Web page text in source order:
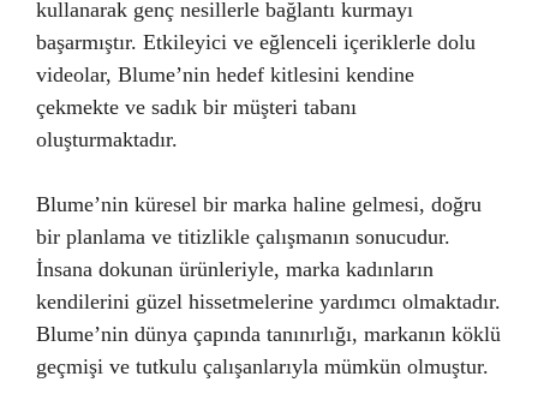
kullanarak genç nesillerle bağlantı kurmayı
başarmıştır. Etkileyici ve eğlenceli içeriklerle dolu
videolar, Blume’nin hedef kitlesini kendine
çekmekte ve sadık bir müşteri tabanı
oluşturmaktadır.
Blume’nin küresel bir marka haline gelmesi, doğru
bir planlama ve titizlikle çalışmanın sonucudur.
İnsana dokunan ürünleriyle, marka kadınların
kendilerini güzel hissetmelerine yardımcı olmaktadır.
Blume’nin dünya çapında tanınırlığı, markanın köklü
geçmişi ve tutkulu çalışanlarıyla mümkün olmuştur.